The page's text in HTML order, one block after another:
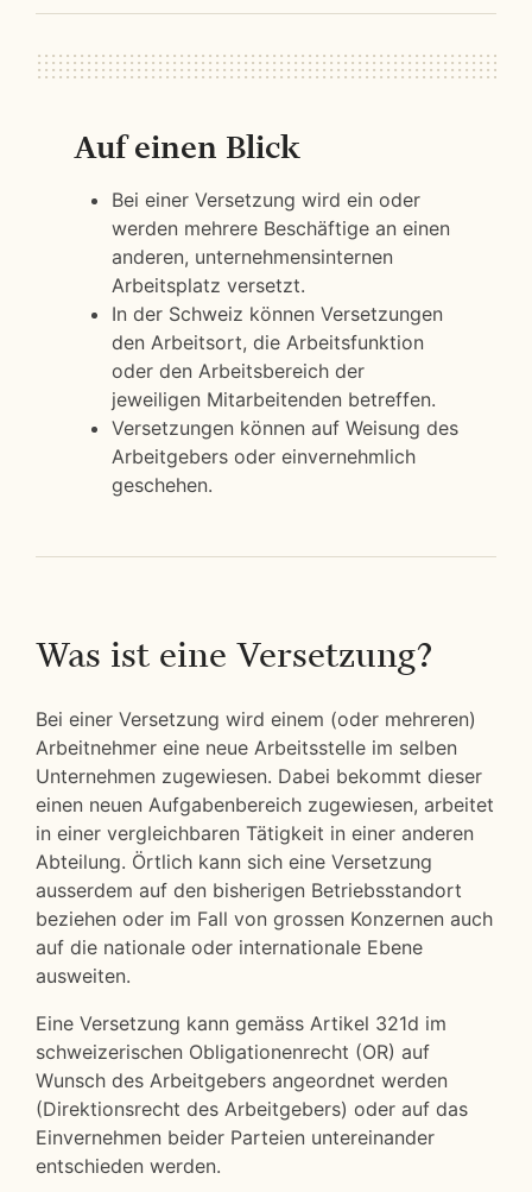
Auf einen Blick
Bei einer Versetzung wird ein oder
werden mehrere Beschäftige an einen
anderen, unternehmensinternen
Arbeitsplatz versetzt.
In der Schweiz können Versetzungen
den Arbeitsort, die Arbeitsfunktion
oder den Arbeitsbereich der
jeweiligen Mitarbeitenden betreffen.
Versetzungen können auf Weisung des
Arbeitgebers oder einvernehmlich
geschehen.
Was ist eine Versetzung?
Bei einer Versetzung wird einem (oder mehreren)
Arbeitnehmer eine neue Arbeitsstelle im selben
Unternehmen zugewiesen. Dabei bekommt dieser
einen neuen Aufgabenbereich zugewiesen, arbeitet
in einer vergleichbaren Tätigkeit in einer anderen
Abteilung. Örtlich kann sich eine Versetzung
ausserdem auf den bisherigen Betriebsstandort
beziehen oder im Fall von grossen Konzernen auch
auf die nationale oder internationale Ebene
ausweiten.
Eine Versetzung kann gemäss Artikel 321d im
schweizerischen Obligationenrecht (OR) auf
Wunsch des Arbeitgebers angeordnet werden
(Direktionsrecht des Arbeitgebers) oder auf das
Einvernehmen beider Parteien untereinander
entschieden werden.